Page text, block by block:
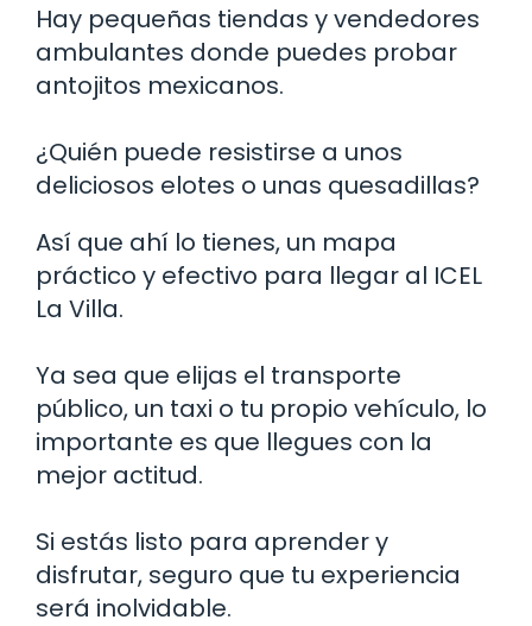
Hay pequeñas tiendas y vendedores
ambulantes donde puedes probar
antojitos mexicanos.
¿Quién puede resistirse a unos
deliciosos elotes o unas quesadillas?
Así que ahí lo tienes, un mapa
práctico y efectivo para llegar al ICEL
La Villa.
Ya sea que elijas el transporte
público, un taxi o tu propio vehículo, lo
importante es que llegues con la
mejor actitud.
Si estás listo para aprender y
disfrutar, seguro que tu experiencia
será inolvidable.